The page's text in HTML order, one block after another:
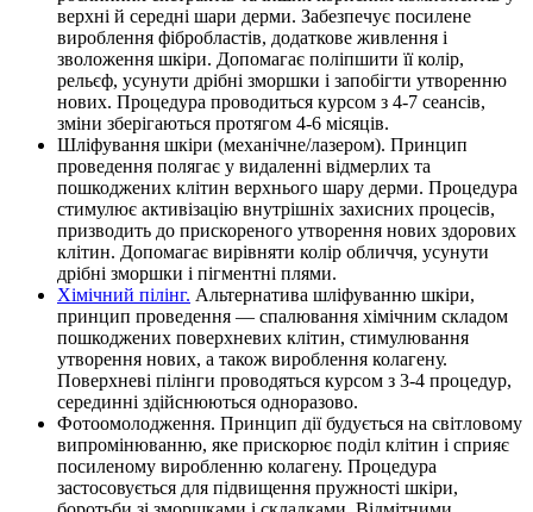
верхні й середні шари дерми. Забезпечує посилене
вироблення фібробластів, додаткове живлення і
зволоження шкіри. Допомагає поліпшити її колір,
рельєф, усунути дрібні зморшки і запобігти утворенню
нових. Процедура проводиться курсом з 4-7 сеансів,
зміни зберігаються протягом 4-6 місяців.
Шліфування шкіри (механічне/лазером). Принцип
проведення полягає у видаленні відмерлих та
пошкоджених клітин верхнього шару дерми. Процедура
стимулює активізацію внутрішніх захисних процесів,
призводить до прискореного утворення нових здорових
клітин. Допомагає вирівняти колір обличчя, усунути
дрібні зморшки і пігментні плями.
Хімічний пілінг. Альтернатива шліфуванню шкіри,
принцип проведення — спалювання хімічним складом
пошкоджених поверхневих клітин, стимулювання
утворення нових, а також вироблення колагену.
Поверхневі пілінги проводяться курсом з 3-4 процедур,
серединні здійснюються одноразово.
Фотоомолодження. Принцип дії будується на світловому
випромінюванню, яке прискорює поділ клітин і сприяє
посиленому виробленню колагену. Процедура
застосовується для підвищення пружності шкіри,